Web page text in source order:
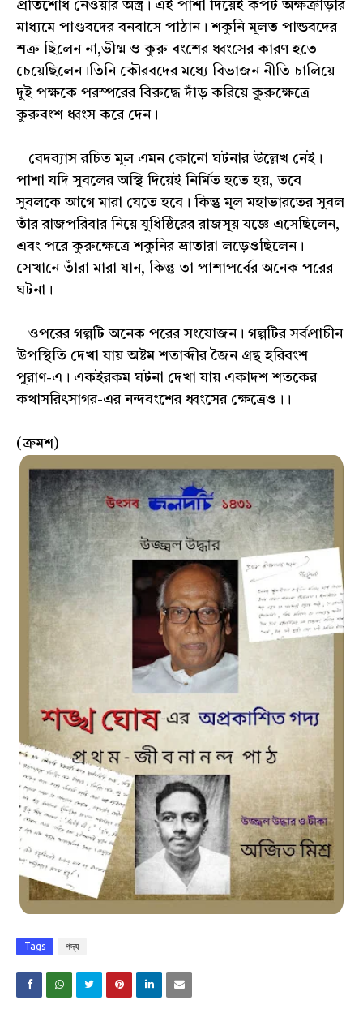
‌প্রতিশোধ নেওয়ার অস্ত্র। এই পাশা দিয়েই কপট অক্ষক্রীড়ার
মাধ্যমে পাণ্ডবদের বনবাসে পাঠান। শকুনি মূলত পান্ডবদের
শত্রু ছিলেন না,ভীষ্ম ও কুরু বংশের ধ্বংসের কারণ হতে
চেয়েছিলেন।তিনি কৌরবদের মধ্যে বিভাজন নীতি চালিয়ে
দুই পক্ষকে পরস্পরের বিরুদ্ধে দাঁড় করিয়ে কুরুক্ষেত্রে
কুরুবংশ ধ্বংস করে দেন।
বেদব্যাস রচিত মূল এমন কোনো ঘটনার উল্লেখ নেই।
পাশা যদি সুবলের অস্থি দিয়েই নির্মিত হতে হয়, তবে
সুবলকে আগে মারা যেতে হবে। কিন্তু মূল মহাভারতের সুবল
তাঁর রাজপরিবার নিয়ে যুধিষ্ঠিরের রাজসূয় যজ্ঞে এসেছিলেন,
এবং পরে কুরুক্ষেত্রে শকুনির ভ্রাতারা লড়েওছিলেন।
সেখানে তাঁরা মারা যান, কিন্তু তা পাশাপর্বের অনেক পরের
ঘটনা।
ওপরের গল্পটি অনেক পরের সংযোজন। গল্পটির সর্বপ্রাচীন
উপস্থিতি দেখা যায় অষ্টম শতাব্দীর জৈন গ্রন্থ হরিবংশ
পুরাণ-এ। একইরকম ঘটনা দেখা যায় একাদশ শতকের
কথাসরিৎসাগর-এর নন্দবংশের ধ্বংসের ক্ষেত্রেও।।
(ক্রমশ)
Tags গদ্য